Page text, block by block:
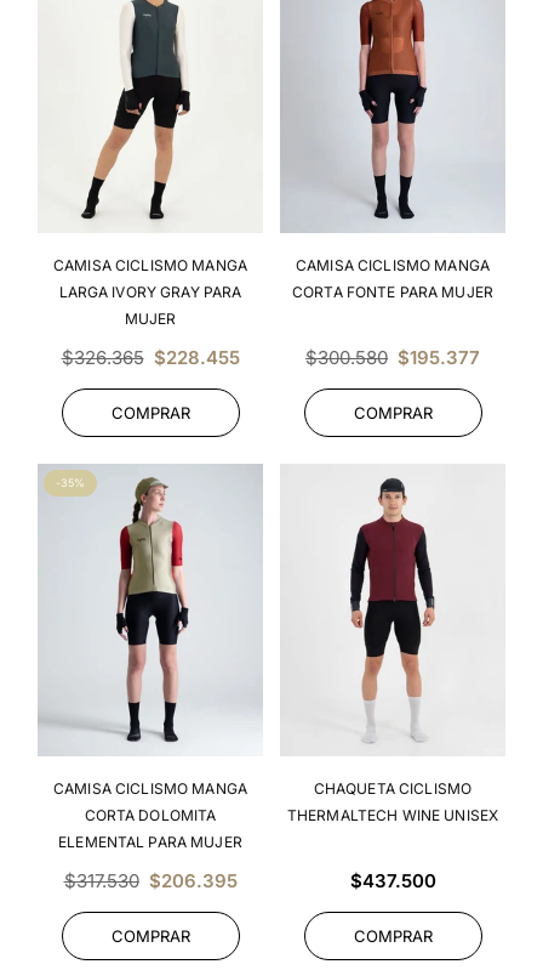
CAMISA CICLISMO MANGA
LARGA IVORY GRAY PARA
MUJER
Precio
$326.365 $228.455
COMPRAR
CAMISA CICLISMO MANGA
CORTA FONTE PARA MUJER
Precio
$300.580 $195.377
COMPRAR
-35%
CAMISA CICLISMO MANGA
CORTA DOLOMITA
ELEMENTAL PARA MUJER
Precio
$317.530 $206.395
COMPRAR
CHAQUETA CICLISMO
THERMALTECH WINE UNISEX
Precio
$437.500
COMPRAR